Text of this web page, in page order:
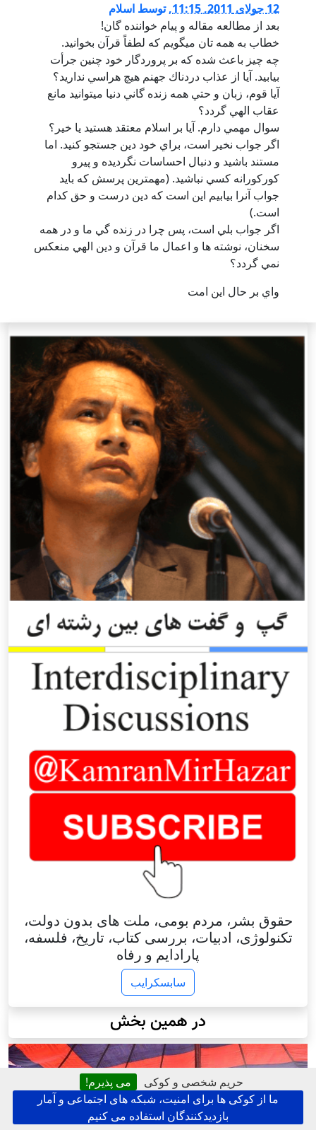
حریم شخصی و کوکی
می پذیرم!
ما از کوکی ها برای امنیت، شبکه های اجتماعی و آمار
بازدیدکنندگان استفاده می کنیم
12 جولای 2011, 11:15 ,توسط اسلام
بعد از مطالعه مقاله و پيام خواننده گان!
خطاب به همه تان ميگويم كه لطفاً قرآن بخوانيد.
چه چيز باعث شده كه بر پروردگار خود چنين جرأت
بيابيد. آيا از عذاب دردناك جهنم هيچ هراسي نداريد؟‌
آيا قوم،‌ زبان و حتي همه زنده گاني دنيا ميتوانيد مانع
عقاب الهي گردد؟‌
سوال مهمي دارم. آيا بر اسلام معتقد هستيد يا خير؟‌
اگر جواب نخير است، براي خود دين جستجو كنيد. اما
مستند باشيد و دنبال احساسات نگرديده و پيرو
كوركورانه كسي نباشيد. (مهمترين پرسش كه بايد
جواب آنرا بيابيم اين است كه دين درست و حق كدام
است.)
اگر جواب بلي است، پس چرا در زنده گي ما و در همه
سخنان، نوشته ها و اعمال ما قرآن و دين الهي منعكس
نمي گردد؟‌
واي بر حال اين امت
حقوق بشر، مردم بومی، ملت های بدون دولت،
تکنولوژی، ادبیات، بررسی کتاب، تاریخ، فلسفه،
پارادایم و رفاه
سابسکرایب
در همین بخش